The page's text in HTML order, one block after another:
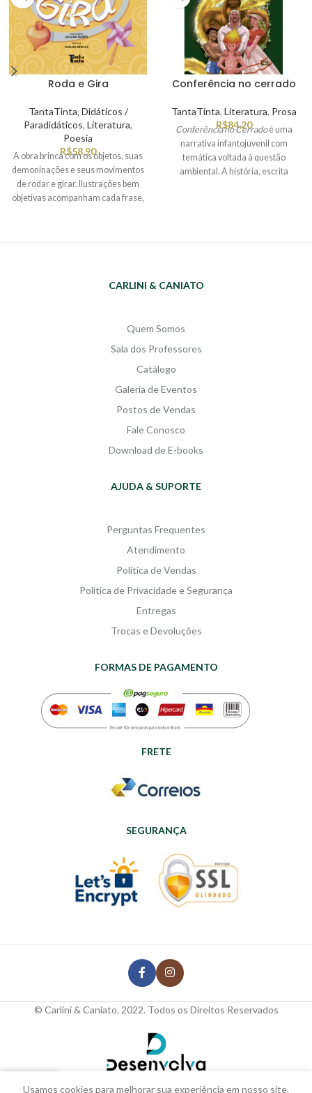
Roda e Gira
TantaTinta, Didáticos /
Paradidáticos, Literatura,
Poesia
R$58,90
A obra brinca com os objetos, suas
demoninações e seus movimentos
de rodar e girar. Ilustrações bem
objetivas acompanham cada frase,
uma garotinha cadeirante, que se
QR Code, leitores podem ouvir a
para acompanhar o livro.
: a partir dos 3 anos - leitura
: Educação
cotidiano, brinquedos, movimento
Temas contemporâneos:
Conferência no cerrado
TantaTinta, Literatura, Prosa
R$84,20
Conferência no Cerradoé uma
narrativa infantojuvenil com
temática voltada à questão
ambiental. A história, escrita
do Morro, Tibanaré e Boitatá.
Literatura / Geografia / Sociologia /
Filosofia
Ensino Fund. II
brasileiros e mato-grossenses,
dos Guimarães, manifestações
culturais regionais, mitos na
organização social, cultura popular.
CARLINI & CANIATO
Quem Somos
Sala dos Professores
Catálogo
Galeria de Eventos
Postos de Vendas
Fale Conosco
Download de E-books
AJUDA & SUPORTE
Perguntas Frequentes
Atendimento
Política de Vendas
Política de Privacidade e Segurança
Entregas
Trocas e Devoluções
FORMAS DE PAGAMENTO
FRETE
SEGURANÇA
© Carlini & Caniato. 2022. Todos os Direitos Reservados
Usamos cookies para melhorar sua experiência em nosso site.